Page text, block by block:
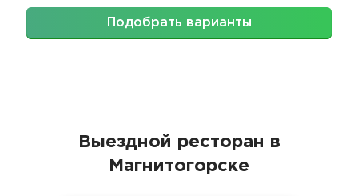
Подобрать варианты
Выездной ресторан в
Магнитогорске